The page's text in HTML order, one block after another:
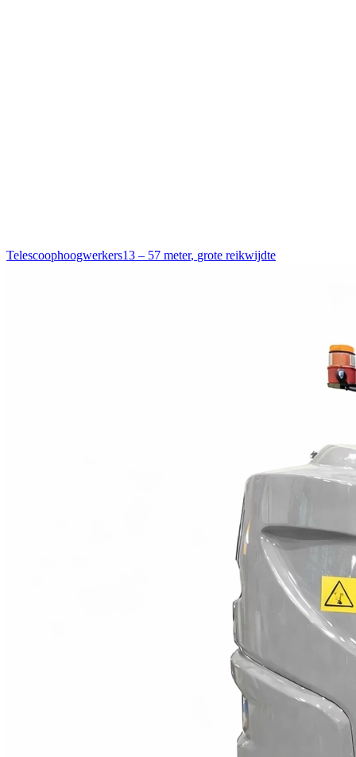
Telescoophoogwerkers13 – 57 meter, grote reikwijdte